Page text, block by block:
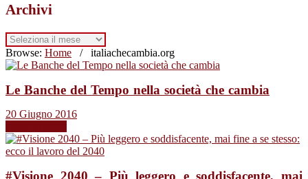
Archivi
Archivi
Browse: Home / italiachecambia.org
Le Banche del Tempo nella società che cambia
20 Giugno 2016